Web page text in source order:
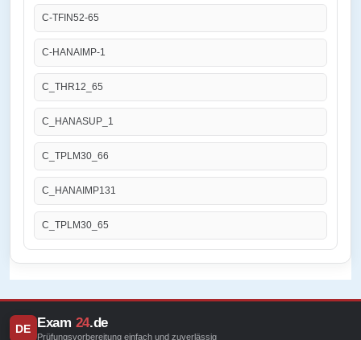
C-TFIN52-65
C-HANAIMP-1
C_THR12_65
C_HANASUP_1
C_TPLM30_66
C_HANAIMP131
C_TPLM30_65
DE Exam 24.de
Prüfungsvorbereitung einfach und zuverlässig